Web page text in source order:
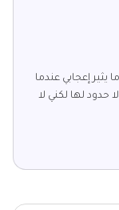
إعجابي عندما
حدود لها لكني لا